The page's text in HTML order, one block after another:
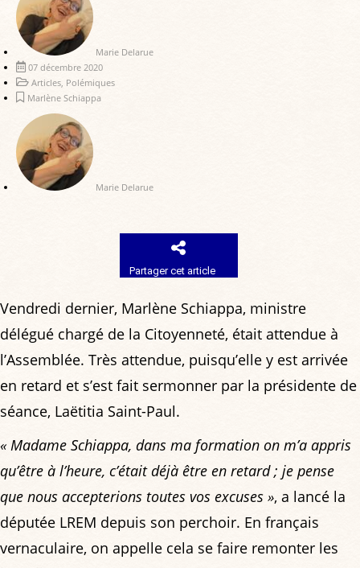
Marie Delarue
07 décembre 2020
Articles, Polémiques
Marlène Schiappa
Marie Delarue
Partager cet article
Vendredi dernier, Marlène Schiappa, ministre
délégué chargé de la Citoyenneté, était attendue à
l’Assemblée. Très attendue, puisqu’elle y est arrivée
en retard et s’est fait sermonner par la présidente de
séance, Laëtitia Saint-Paul.
« Madame Schiappa, dans ma formation on m’a appris
qu’être à l’heure, c’était déjà être en retard ; je pense
que nous accepterions toutes vos excuses », a lancé la
députée LREM depuis son perchoir. En français
vernaculaire, on appelle cela se faire remonter les